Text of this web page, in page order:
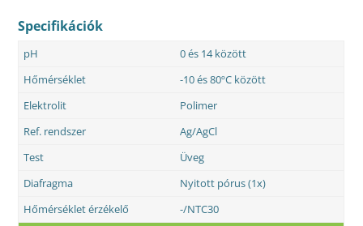
Specifikációk
pH
0 és 14 között
Hőmérséklet
-10 és 80ºC között
Elektrolit
Polimer
Ref. rendszer
Ag/AgCl
Test
Üveg
Diafragma
Nyitott pórus (1x)
Hőmérséklet érzékelő
-/NTC30